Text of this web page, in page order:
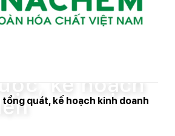
kế hoạch
tổng quát, kế hoạch kinh doanh